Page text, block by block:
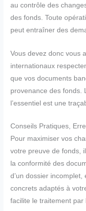
au contrôle des
des fonds. Toute
peut entraîner des
Vous devez donc vous
internationaux
que vos documents
provenance des fonds.
l’essentiel est une
Conseils Pratiques,
Pour maximiser vos
votre preuve de fonds,
la conformité des
d’un dossier incomplet,
concrets adaptés à
facilite le traitement par